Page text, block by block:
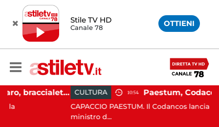
Stile TV HD
Canale 78 OTTIENI
Martina Carbonaro, braccialetto elettronico per i genitori della 14enne uccisa dall'ex CULTURA 10:54
CAPACCIO PAESTUM. Il Codancos lancia un
ministro d...